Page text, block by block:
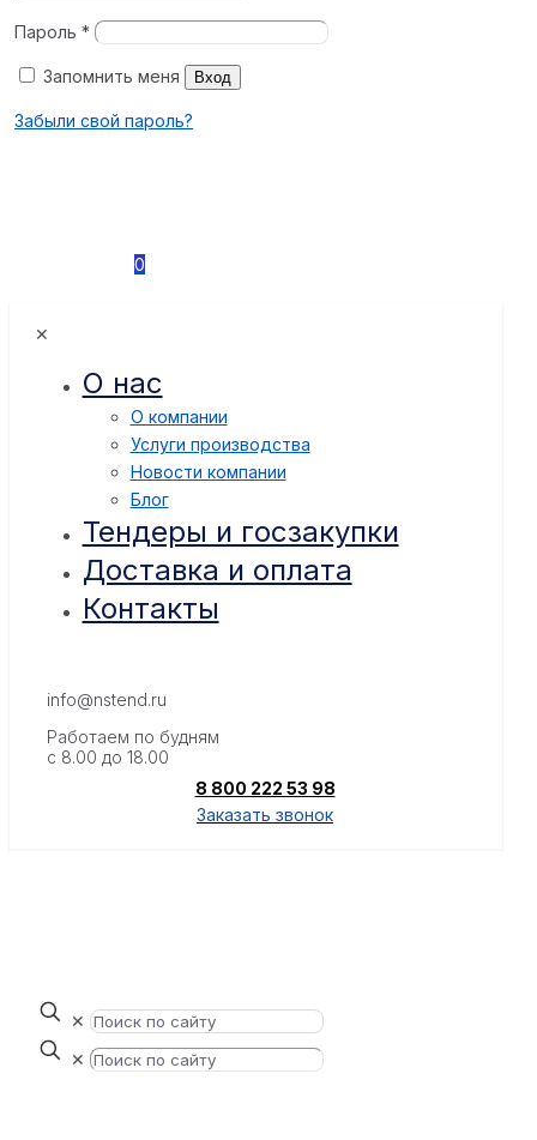
Пароль*
Запомнить меня Вход
Забыли свой пароль?
0
✕
О нас
О компании
Услуги производства
Новости компании
Блог
Тендеры и госзакупки
Доставка и оплата
Контакты
info@nstend.ru
Работаем по будням
с 8.00 до 18.00
8 800 222 53 98
Заказать звонок
✕
✕